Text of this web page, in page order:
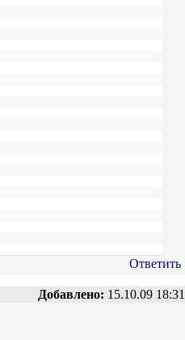
Ответить
Добавлено: 15.10.09 18:31